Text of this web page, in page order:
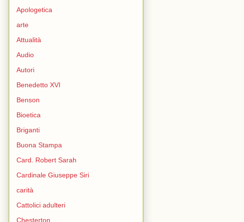
Apologetica
arte
Attualità
Audio
Autori
Benedetto XVI
Benson
Bioetica
Briganti
Buona Stampa
Card. Robert Sarah
Cardinale Giuseppe Siri
carità
Cattolici adulteri
Chesterton